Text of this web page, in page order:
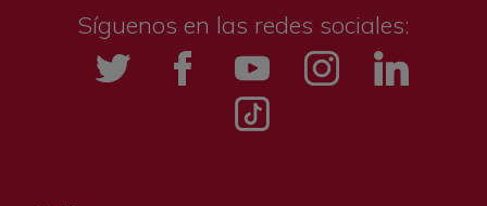
Síguenos en las redes sociales:
Twitter FacebookYouTube InstagrammLinkedIn
Tik tok